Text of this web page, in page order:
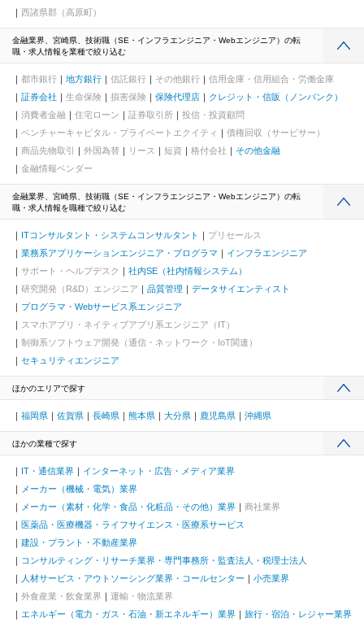
西諸県郡（高原町）
金融業界、宮崎県、技術職（SE・インフラエンジニア・Webエンジニア）の転
職・求人情報を業種で絞り込む
都市銀行 地方銀行 信託銀行 その他銀行
信用金庫・信用組合・労働金庫
証券会社
生命保険 損害保険 保険代理店
クレジット・信販（ノンバンク）
消費者金融
住宅ローン 証券取引所
投信・投資顧問
ベンチャーキャピタル・プライベートエクイティ
債権回収（サービサー）
商品先物取引
外国為替 リース 短資 格付会社
その他金融
金融情報ベンダー
金融業界、宮崎県、技術職（SE・インフラエンジニア・Webエンジニア）の転
職・求人情報を職種で絞り込む
ITコンサルタント・システムコンサルタント
プリセールス
業務系アプリケーションエンジニア・プログラマ
インフラエンジニア
サポート・ヘルプデスク
社内SE（社内情報システム）
研究開発（R&D）エンジニア
品質管理
データサイエンティスト
プログラマ・Webサービス系エンジニア
スマホアプリ・ネイティブアプリ系エンジニア（IT）
制御系ソフトウェア開発（通信・ネットワーク・IoT関連）
セキュリティエンジニア
ほかのエリアで探す
福岡県 佐賀県 長崎県 熊本県 大分県 鹿児島県 沖縄県
ほかの業種で探す
IT・通信業界
インターネット・広告・メディア業界
メーカー（機械・電気）業界
メーカー（素材・化学・食品・化粧品・その他）業界
商社業界
医薬品・医療機器・ライフサイエンス・医療系サービス
建設・プラント・不動産業界
コンサルティング・リサーチ業界・専門事務所・監査法人・税理士法人
人材サービス・アウトソーシング業界・コールセンター
小売業界
外食産業・飲食業界
運輸・物流業界
エネルギー（電力・ガス・石油・新エネルギー）業界
旅行・宿泊・レジャー業界